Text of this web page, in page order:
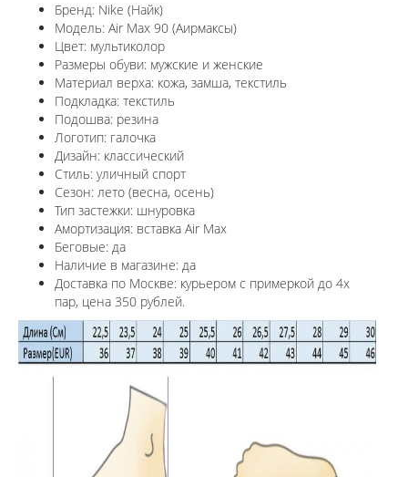
Бренд: Nike (Найк)
Модель: Air Max 90 (Аирмаксы)
Цвет: мультиколор
Размеры обуви: мужские и женские
Материал верха: кожа, замша, текстиль
Подкладка: текстиль
Подошва: резина
Логотип: галочка
Дизайн: классический
Стиль: уличный спорт
Сезон: лето (весна, осень)
Тип застежки: шнуровка
Амортизация: вставка Air Max
Беговые: да
Наличие в магазине: да
Доставка по Москве: курьером с примеркой до 4х
пар, цена 350 рублей.